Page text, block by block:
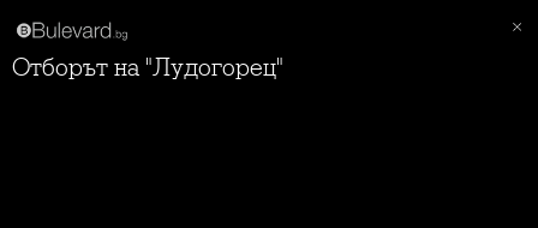
Отборът на "Лудогорец"